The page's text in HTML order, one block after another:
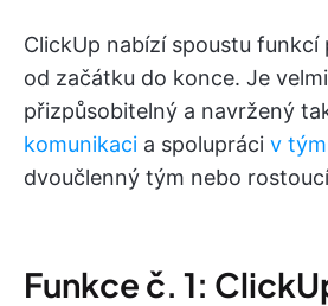
ClickUp nabízí spoustu funkcí
od začátku do konce. Je
přizpůsobitelný a navržený
komunikaci a spolupráci v
dvoučlenný tým nebo
Funkce č. 1: